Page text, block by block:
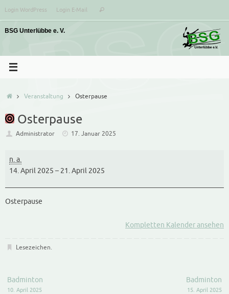
springen
Login WordPress Login E-Mail Suchen
StartVeranstaltung Osterpause
Osterpause
Administrator 17. Januar 2025
n. a.
14. April 2025 – 21. April 2025
Osterpause
Kompletten Kalender ansehen
Lesezeichen.
Badminton
10. April 2025
Badminton
15. April 2025